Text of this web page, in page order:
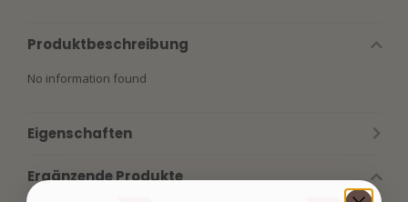
Produktbeschreibung
No information found
Eigenschaften
Ergänzende Produkte